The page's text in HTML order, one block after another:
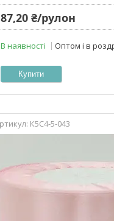
87,20 ₴/рулон
В наявності Оптом і в
Купити
К5С4-5-043